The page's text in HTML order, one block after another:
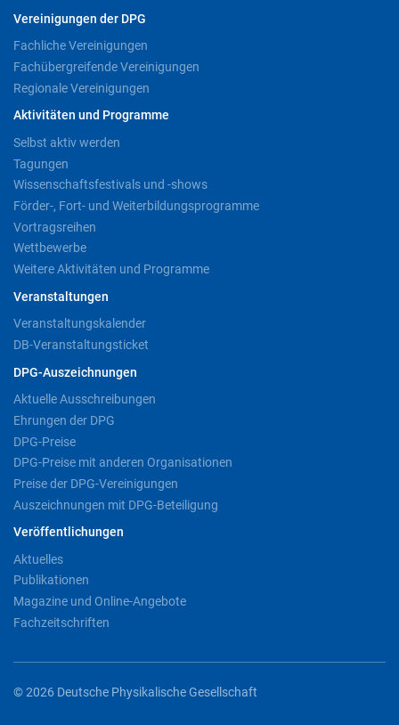
Vereinigungen der DPG
Fachliche Vereinigungen
Fachübergreifende Vereinigungen
Regionale Vereinigungen
Aktivitäten und Programme
Selbst aktiv werden
Tagungen
Wissenschaftsfestivals und -shows
Förder-, Fort- und Weiterbildungsprogramme
Vortragsreihen
Wettbewerbe
Weitere Aktivitäten und Programme
Veranstaltungen
Veranstaltungskalender
DB-Veranstaltungsticket
DPG-Auszeichnungen
Aktuelle Ausschreibungen
Ehrungen der DPG
DPG-Preise
DPG-Preise mit anderen Organisationen
Preise der DPG-Vereinigungen
Auszeichnungen mit DPG-Beteiligung
Veröffentlichungen
Aktuelles
Publikationen
Magazine und Online-Angebote
Fachzeitschriften
© 2026 Deutsche Physikalische Gesellschaft